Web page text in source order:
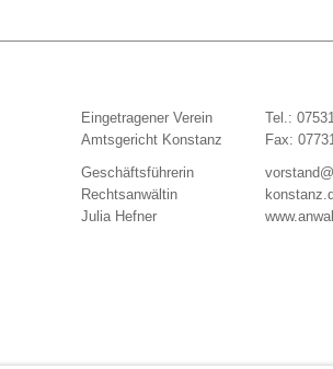
Eingetragener Verein
Amtsgericht Konstanz
Geschäftsführerin
Rechtsanwältin
Julia Hefner
Tel.:
Fax: